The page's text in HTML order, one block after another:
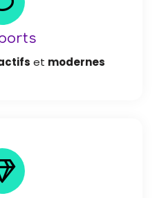
et modernes